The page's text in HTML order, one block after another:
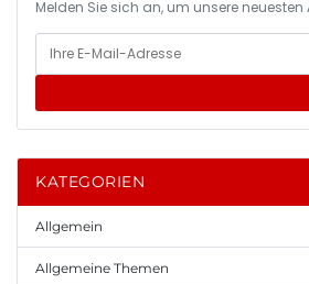
Melden Sie sich an, um unsere
KATEGORIEN
Allgemein
Allgemeine Themen